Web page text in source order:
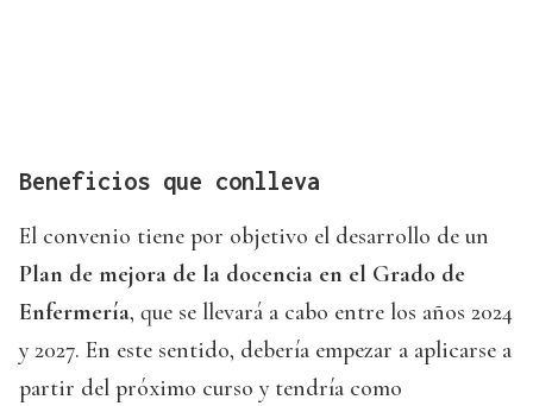
Beneficios que conlleva
El convenio tiene por objetivo el desarrollo de un
Plan de mejora de la docencia en el Grado de
Enfermería, que se llevará a cabo entre los años 2024
y 2027. En este sentido, debería empezar a aplicarse a
partir del próximo curso y tendría como